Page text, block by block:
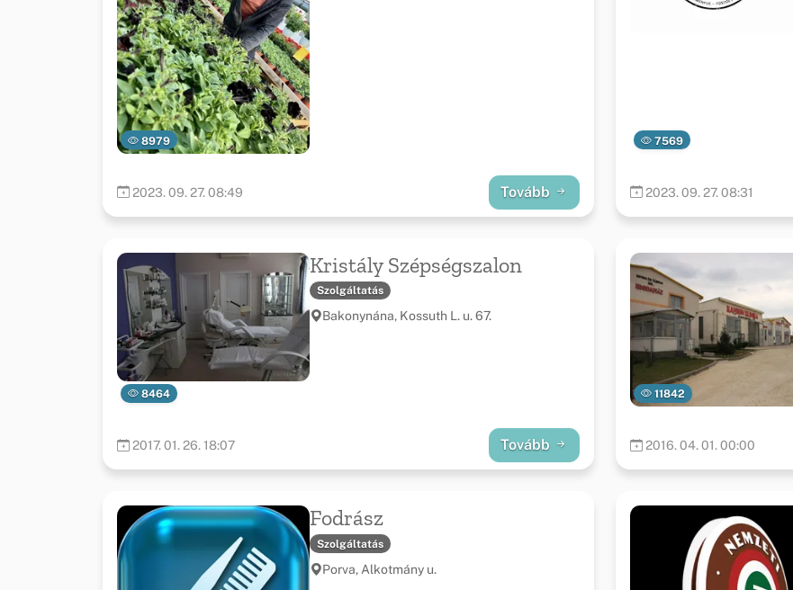
8979
2023. 09. 27. 08:49 Tovább
7569
2023. 09. 27. 08:31
8464
Kristály Szépségszalon
Szolgáltatás
Bakonynána, Kossuth L. u. 67.
2017. 01. 26. 18:07 Tovább
11842
2016. 04. 01. 00:00
Fodrász
Szolgáltatás
Porva, Alkotmány u.